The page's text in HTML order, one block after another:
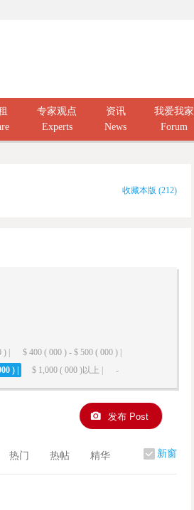
专家观点
Experts
资讯
News
我爱我家
Forum
收藏本版 (212)
|
$ 400 ( 000 ) - $ 500 ( 000 ) |
) | $ 1,000 ( 000 )以上 | -
发布 Post
新窗
热门 热帖 精华